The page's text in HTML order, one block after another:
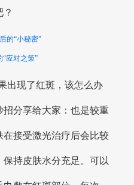
的“小秘密”
“应对之策”
出现了红斑，该怎么办
分享给大家：也是较重
接受激光治疗后会比较
持皮肤水分充足。可以